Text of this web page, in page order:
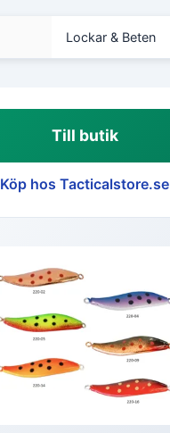
Lockar & Beten
Till butik
Köp hos Tacticalstore.se